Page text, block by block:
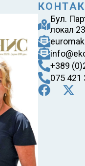
Бул.
локал
+389
075 421